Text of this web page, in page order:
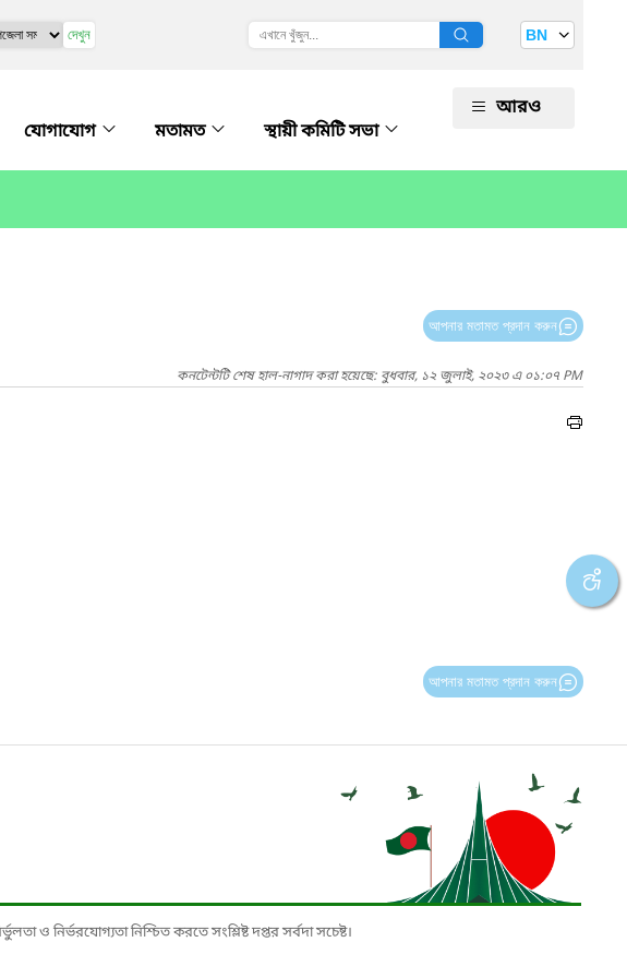
দেখুন BN
যোগাযোগ মতামত স্থায়ী কমিটি সভা
আরও
আপনার মতামত প্রদান করুন
কনটেন্টটি শেষ হাল-নাগাদ করা হয়েছে: বুধবার, ১২ জুলাই, ২০২৩ এ ০১:০৭ PM
আপনার মতামত প্রদান করুন
ও নির্ভরযোগ্যতা নিশ্চিত করতে সংশ্লিষ্ট দপ্তর সর্বদা সচেষ্ট।